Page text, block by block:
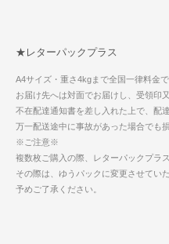
★レターパックプラス
A4サイズ・重さ4kgまで全国一律料金
お届け先へは対面でお届けし、受領印
不在配達通知書を差し入れた上で、配
万一配送途中に事故があった場合でも
※ご注意※
複数枚ご購入の際、レターパックプラ
その際は、ゆうパックに変更させてい
予めご了承ください。